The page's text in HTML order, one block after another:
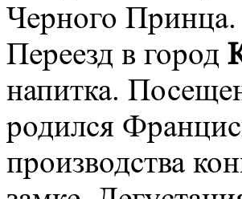
Черного Принца.
Переезд в город
напитка.
родился
производства